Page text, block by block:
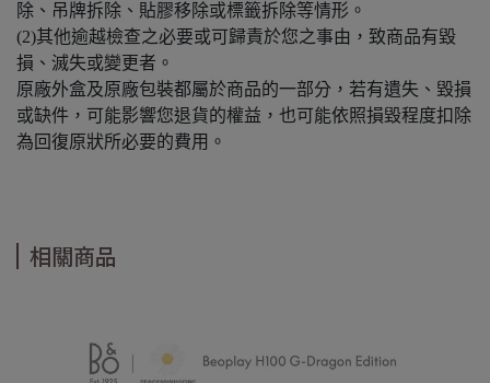
除、吊牌拆除、貼膠移除或標籤拆除等情形。
(2)其他逾越檢查之必要或可歸責於您之事由，致商品有毀
損、滅失或變更者。
原廠外盒及原廠包裝都屬於商品的一部分，若有遺失、毀損
或缺件，可能影響您退貨的權益，也可能依照損毀程度扣除
為回復原狀所必要的費用。
相關商品